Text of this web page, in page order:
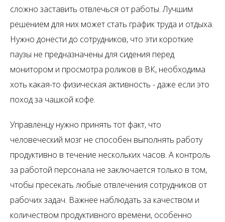
сложно заставить отвлечься от работы. Лучшим
решением для них может стать график труда и отдыха.
Нужно донести до сотрудников, что эти короткие
паузы не предназначены для сидения перед
монитором и просмотра роликов в ВК, необходима
хоть какая-то физическая активность - даже если это
поход за чашкой кофе.
Управленцу нужно принять тот факт, что
человеческий мозг не способен выполнять работу
продуктивно в течение нескольких часов. А контроль
за работой персонала не заключается только в том,
чтобы пресекать любые отвлечения сотрудников от
рабочих задач. Важнее наблюдать за качеством и
количеством продуктивного времени, особенно